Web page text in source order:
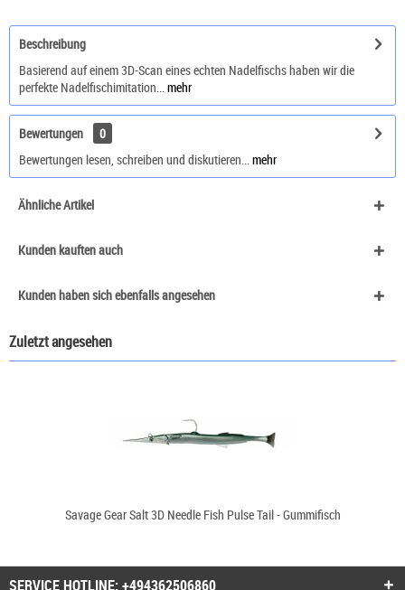
Beschreibung
Basierend auf einem 3D-Scan eines echten Nadelfischs haben wir die
perfekte Nadelfischimitation...mehr
Bewertungen
0
Bewertungen lesen, schreiben und diskutieren...mehr
Ähnliche Artikel
Kunden kauften auch
Kunden haben sich ebenfalls angesehen
Zuletzt angesehen
Savage Gear Salt 3D Needle Fish Pulse Tail - Gummifisch
SERVICE HOTLINE: +494362506860